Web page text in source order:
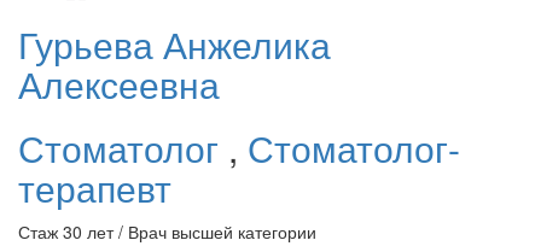
ГурьеваАнжелика
Алексеевна
Стоматолог , Стоматолог-
терапевт
Стаж 30 лет / Врач высшей категории